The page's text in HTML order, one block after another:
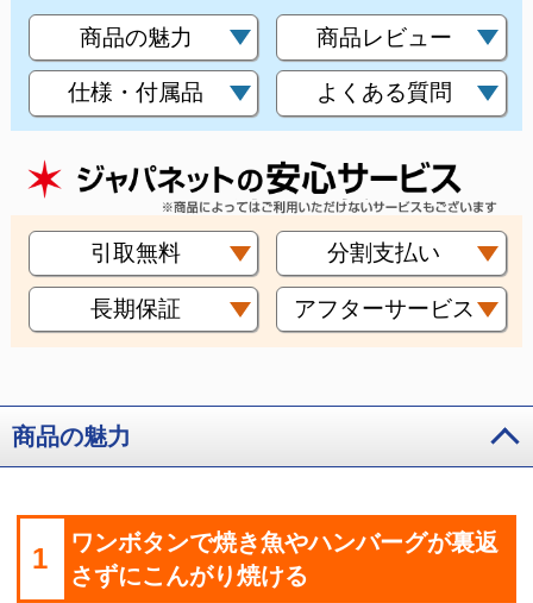
商品の魅力 商品レビュー
仕様・付属品 よくある質問
引取無料 分割支払い
長期保証 アフターサービス
商品の魅力
1
ワンボタンで焼き魚やハンバーグが裏返
さずにこんがり焼ける